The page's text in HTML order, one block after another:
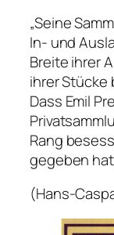
„Seine
In- und
Breite ihrer
ihrer Stücke
Dass Emil
Rang
gegeben
(Hans-